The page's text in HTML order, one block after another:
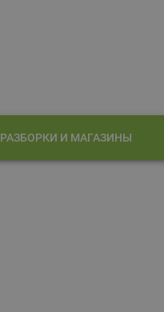
РАЗБОРКИ И МАГАЗИНЫ